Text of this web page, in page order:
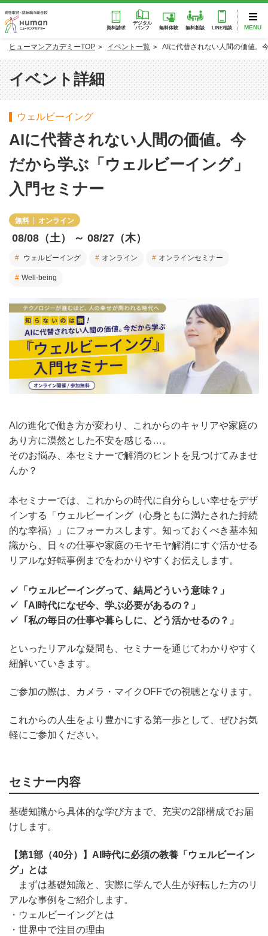
資料請求
デジタル
パンフ
無料体験 無料相談 LINE相談 MENU
ヒューマンアカデミーTOP イベント一覧 AIに代替されない人間の価値。
イベント詳細
ウェルビーイング
AIに代替されない人間の価値。今
だから学ぶ「ウェルビーイング」
入門セミナー
無料 オンライン
08/08（土） ～ 08/27（木）
ウェルビーイング オンライン オンラインセミナー
Well-being
AIの進化で働き方が変わり、これからのキャリアや家庭の
あり方に漠然とした不安を感じる…。
そのお悩み、本セミナーで解消のヒントを見つけてみませ
んか？
本セミナーでは、これからの時代に自分らしい幸せをデザ
インする「ウェルビーイング（心身ともに満たされた持続
的な幸福）」にフォーカスします。知っておくべき基本知
識から、日々の仕事や家庭のモヤモヤ解消にすぐ活かせる
リアルな好転事例までをわかりやすくお伝えします。
✓「ウェルビーイングって、結局どういう意味？」
✓「AI時代になぜ今、学ぶ必要があるの？」
✓「私の毎日の仕事や暮らしに、どう活かせるの？」
といったリアルな疑問も、セミナーを通じてわかりやすく
紐解いていきます。
ご参加の際は、カメラ・マイクOFFでの視聴となります。
これからの人生をより豊かにする第一歩として、ぜひお気
軽にご参加ください。
セミナー内容
基礎知識から具体的な学び方まで、充実の2部構成でお届
けします。
【第1部（40分）】AI時代に必須の教養「ウェルビーイン
グ」とは
まずは基礎知識と、実際に学んで人生が好転した方のリ
アルな事例をご紹介します。
・ウェルビーイングとは
・世界中で注目の理由